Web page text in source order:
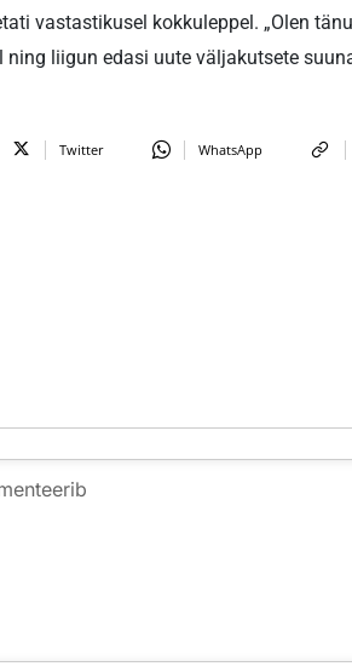
vastastikusel kokkuleppel. „Olen
liigun edasi uute väljakutsete
Twitter WhatsApp